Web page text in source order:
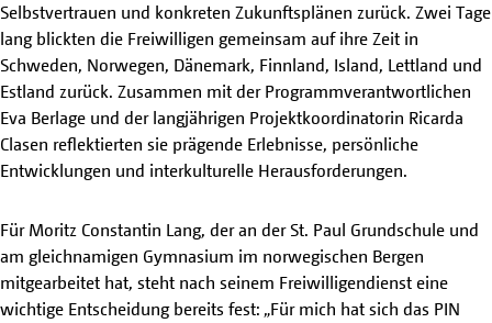
Selbstvertrauen und konkreten Zukunftsplänen zurück. Zwei Tage
lang blickten die Freiwilligen gemeinsam auf ihre Zeit in
Schweden, Norwegen, Dänemark, Finnland, Island, Lettland und
Estland zurück. Zusammen mit der Programmverantwortlichen
Eva Berlage und der langjährigen Projektkoordinatorin Ricarda
Clasen reflektierten sie prägende Erlebnisse, persönliche
Entwicklungen und interkulturelle Herausforderungen.
Für Moritz Constantin Lang, der an der St. Paul Grundschule und
am gleichnamigen Gymnasium im norwegischen Bergen
mitgearbeitet hat, steht nach seinem Freiwilligendienst eine
wichtige Entscheidung bereits fest: „Für mich hat sich das PIN